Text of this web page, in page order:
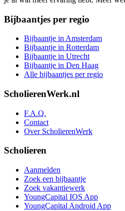
Bijbaantjes per regio
Bijbaantje in Amsterdam
Bijbaantje in Rotterdam
Bijbaantje in Utrecht
Bijbaantje in Den Haag
Alle bijbaantjes per regio
ScholierenWerk.nl
F.A.Q.
Contact
Over ScholierenWerk
Scholieren
Aanmelden
Zoek een bijbaantje
Zoek vakantiewerk
YoungCapital IOS App
YoungCapital Android App